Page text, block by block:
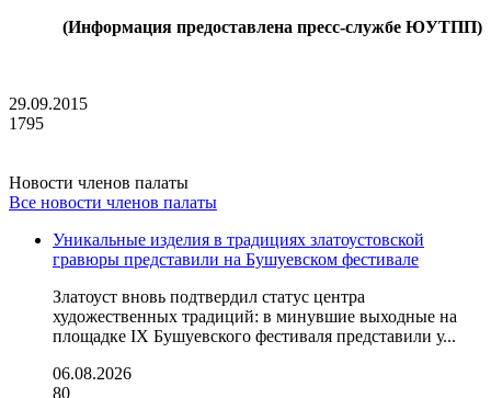
(Информация предоставлена пресс-службе ЮУТПП)
29.09.2015
1795
Новости членов палаты
Все новости членов палаты
Уникальные изделия в традициях златоустовской
гравюры представили на Бушуевском фестивале
Златоуст вновь подтвердил статус центра
художественных традиций: в минувшие выходные на
площадке IX Бушуевского фестиваля представили у...
06.08.2026
80